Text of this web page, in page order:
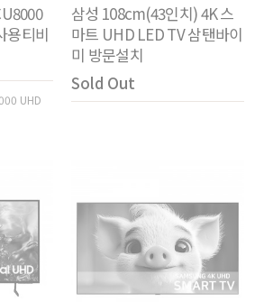
용티비
UHD
삼성 108cm(43인치) 4K 스
마트 UHD LED TV 삼탠바이
미 방문설치
Sold Out